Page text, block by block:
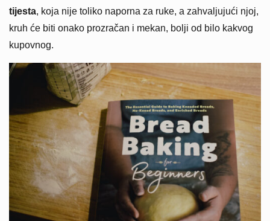
tijesta, koja nije toliko naporna za ruke, a zahvaljujući njoj,
kruh će biti onako prozračan i mekan, bolji od bilo kakvog
kupovnog.